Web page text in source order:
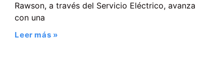
Rawson, a través del Servicio Eléctrico, avanza
con una
Leer más »